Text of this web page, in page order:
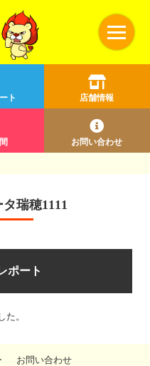
ト 店舗情報
お問い合わせ
瑞穂1111
ポート
。
お問い合わせ